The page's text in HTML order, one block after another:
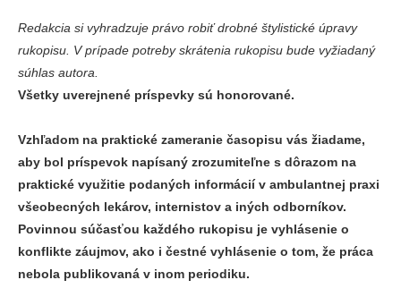
Redakcia si vyhradzuje právo robiť drobné štylistické úpravy
rukopisu. V prípade potreby skrátenia rukopisu bude vyžiadaný
súhlas autora.
Všetky uverejnené príspevky sú honorované.
Vzhľadom na praktické zameranie časopisu vás žiadame,
aby bol príspevok napísaný zrozumiteľne s dôrazom na
praktické využitie podaných informácií v ambulantnej praxi
všeobecných lekárov, internistov a iných odborníkov.
Povinnou súčasťou každého rukopisu je vyhlásenie o
konflikte záujmov, ako i čestné vyhlásenie o tom, že práca
nebola publikovaná v inom periodiku.